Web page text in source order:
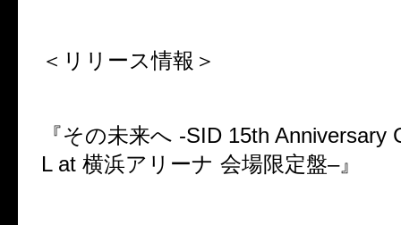
＜リリース情報＞
『その未来へ -SID 15th Anniversary
L at 横浜アリーナ 会場限定盤–』